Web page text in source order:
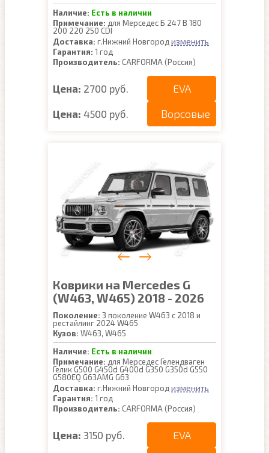
Наличие: Есть в наличии
Примечание: для Мерседес Б 247 B 180
200 220 250 CDI
Доставка: г.Нижний Новгород изменить
Гарантия: 1 год
Производитель: CARFORMA (Россия)
Цена: 2700 руб. EVA
Цена: 4500 руб. Ворсовые
Коврики на Mercedes G
(W463, W465) 2018 - 2026
Поколение: 3 поколение W463 с 2018 и
рестайлинг 2024 W465
Кузов: W463, W465
Наличие: Есть в наличии
Примечание: для Мерседес Гелендваген
Гелик G500 G450d G400d G350 G350d G550
G580EQ G63AMG G63
Доставка: г.Нижний Новгород изменить
Гарантия: 1 год
Производитель: CARFORMA (Россия)
Цена: 3150 руб. EVA